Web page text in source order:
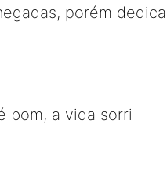
porém
bom, a vida sorri